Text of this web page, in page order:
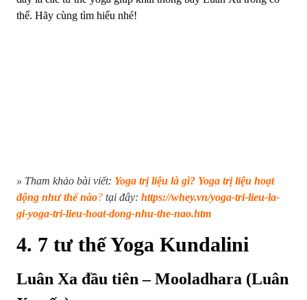
thể. Hãy cùng tìm hiểu nhé!
» Tham khảo bài viết: Yoga trị liệu là gì? Yoga trị liệu hoạt
động như thế nào? tại đây: https://whey.vn/yoga-tri-lieu-la-
gi-yoga-tri-lieu-hoat-dong-nhu-the-nao.htm
4. 7 tư thế Yoga Kundalini
Luân Xa đầu tiên – Mooladhara (Luân